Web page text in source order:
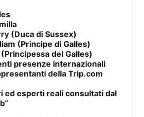
(Duca di Sussex)
(Principe di Galles)
del Galles)
presenze internazionali
della Trip.com
ed esperti reali consultati dal